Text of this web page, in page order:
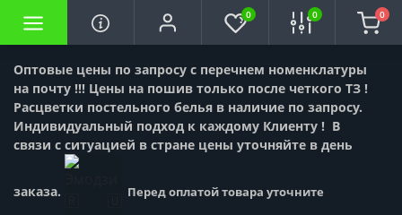
Оптовые цены по запросу с перечнем номенклатуры
на почту !!! Цены на пошив только после четкого ТЗ !
Расцветки постельного белья в наличие по запросу.
Индивидуальный подход к каждому Клиенту ! В
связи с ситуацией в стране цены уточняйте в день
заказа. Перед оплатой товара уточните
0 0 0